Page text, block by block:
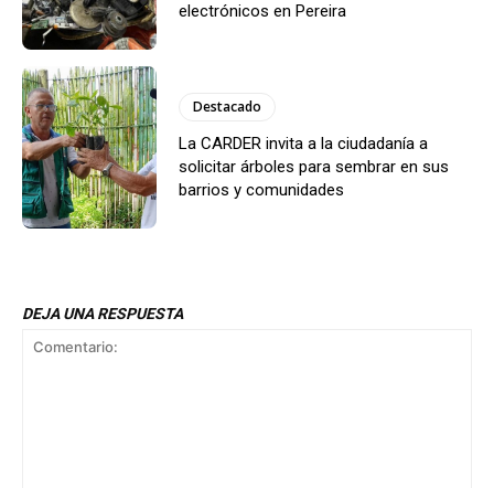
electrónicos en Pereira
Destacado
La CARDER invita a la ciudadanía a
solicitar árboles para sembrar en sus
barrios y comunidades
DEJA UNA RESPUESTA